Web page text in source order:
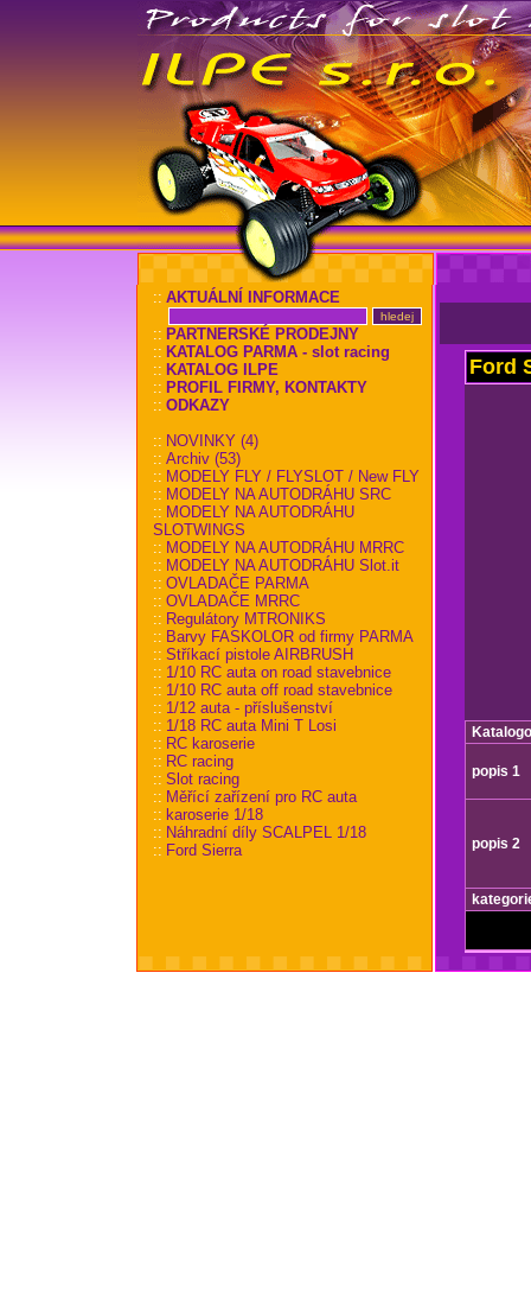
:: AKTUÁLNÍ INFORMACE
:: PARTNERSKÉ PRODEJNY
:: KATALOG PARMA - slot racing
:: KATALOG ILPE
:: PROFIL FIRMY, KONTAKTY
:: ODKAZY
:: NOVINKY (4)
:: Archiv (53)
:: MODELY FLY / FLYSLOT / New FLY
:: MODELY NA AUTODRÁHU SRC
:: MODELY NA AUTODRÁHU
SLOTWINGS
:: MODELY NA AUTODRÁHU MRRC
:: MODELY NA AUTODRÁHU Slot.it
:: OVLADAČE PARMA
:: OVLADAČE MRRC
:: Regulátory MTRONIKS
:: Barvy FASKOLOR od firmy PARMA
:: Stříkací pistole AIRBRUSH
:: 1/10 RC auta on road stavebnice
:: 1/10 RC auta off road stavebnice
:: 1/12 auta - příslušenství
:: 1/18 RC auta Mini T Losi
:: RC karoserie
:: RC racing
:: Slot racing
:: Měřící zařízení pro RC auta
:: karoserie 1/18
:: Náhradní díly SCALPEL 1/18
:: Ford Sierra
Ford
popis 1
popis 2